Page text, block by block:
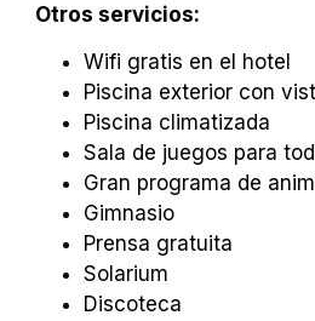
Otros servicios:
Wifi gratis en el hotel
Piscina exterior con
Piscina climatizada
Sala de juegos para
Gran programa de
Gimnasio
Prensa gratuita
Solarium
Discoteca